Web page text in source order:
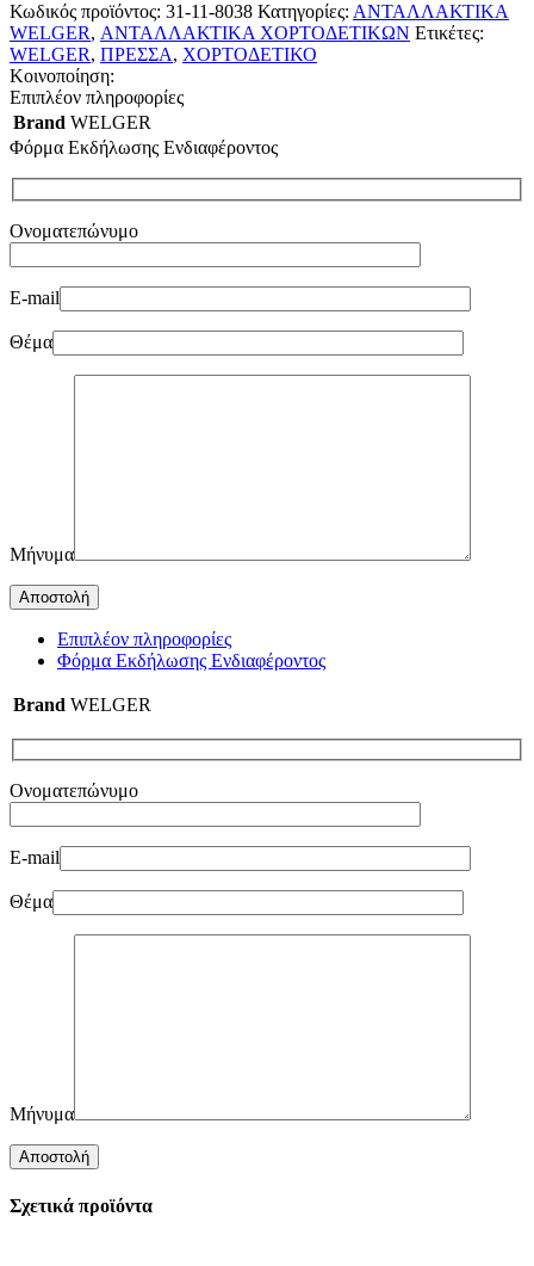
Κωδικός προϊόντος: 31-11-8038 Κατηγορίες: ΑΝΤΑΛΛΑΚΤΙΚΑ
WELGER, ΑΝΤΑΛΛΑΚΤΙΚΑ ΧΟΡΤΟΔΕΤΙΚΩΝ Ετικέτες:
WELGER, ΠΡΕΣΣΑ, ΧΟΡΤΟΔΕΤΙΚΟ
Κοινοποίηση:
Επιπλέον πληροφορίες
Brand WELGER
Φόρμα Εκδήλωσης Ενδιαφέροντος
Ονοματεπώνυμο
E-mail
Θέμα
Μήνυμα
Επιπλέον πληροφορίες
Φόρμα Εκδήλωσης Ενδιαφέροντος
Brand WELGER
Ονοματεπώνυμο
E-mail
Θέμα
Μήνυμα
Σχετικά προϊόντα